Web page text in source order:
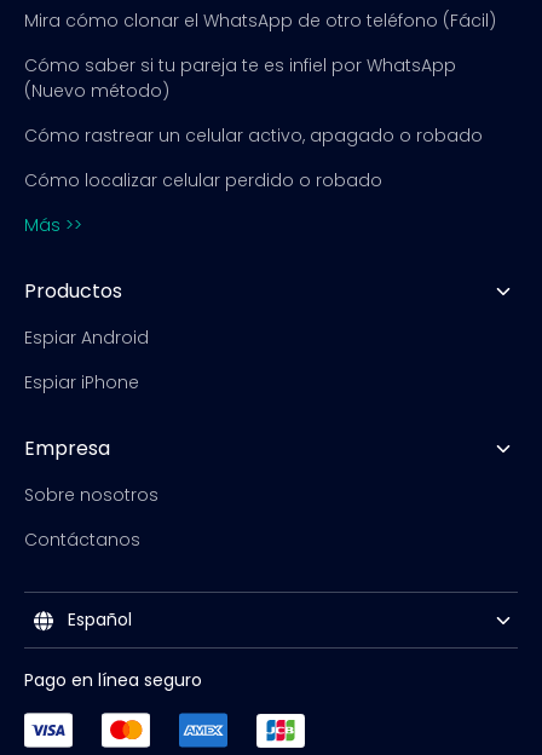
Mira cómo clonar el WhatsApp de otro teléfono (Fácil)
Cómo saber si tu pareja te es infiel por WhatsApp
(Nuevo método)
Cómo rastrear un celular activo, apagado o robado
Cómo localizar celular perdido o robado
Más >>
Productos
Espiar Android
Espiar iPhone
Empresa
Sobre nosotros
Contáctanos
Español
Pago en línea seguro